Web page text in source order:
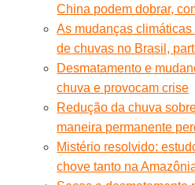
China podem dobrar,
As mudanças
de chuvas no Brasil,
Desmatamento e
chuva e provocam crise
Redução da chuva
maneira permanente
Mistério resolvido:
chove tanto na